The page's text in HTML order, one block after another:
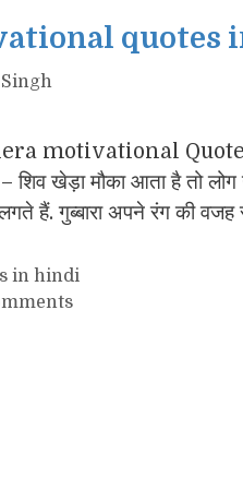
quotes
motivational Quotes
शिव खेड़ा मौका आता है तो
हैं. गुब्बारा अपने रंग की
in hindi